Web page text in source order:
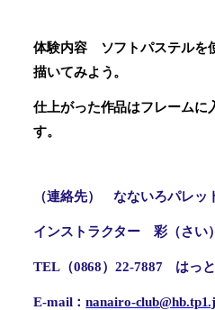
体験内容
ソフトパステルを
描いてみよう。
仕上がった作品はフレームに
す。
（連絡先） なないろパレッ
インストラクター 彩（さい）
TEL（0868）22-7887 はっ
E-mail：nanairo-